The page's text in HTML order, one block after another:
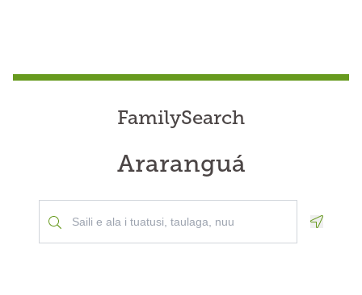
FamilySearch
Araranguá